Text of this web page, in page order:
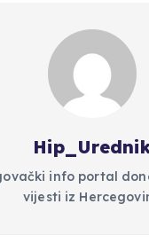
info portal
vijesti iz